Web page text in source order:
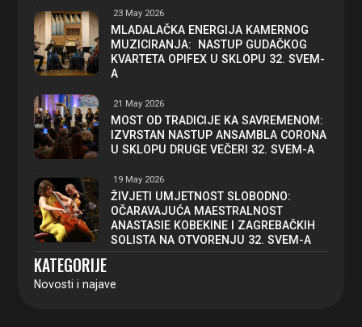
23 May 2026
MLADALAČKA ENERGIJA KAMERNOG
MUZICIRANJA: NASTUP GUDAČKOG
KVARTETA OPIFEX U SKLOPU 32. SVEM-
A
21 May 2026
MOST OD TRADICIJE KA SAVREMENOM:
IZVRSTAN NASTUP ANSAMBLA CORONA
U SKLOPU DRUGE VEČERI 32. SVEM-A
19 May 2026
ŽIVJETI UMJETNOST SLOBODNO:
OČARAVAJUĆA MAESTRALNOST
ANASTASIE KOBEKINE I ZAGREBAČKIH
SOLISTA NA OTVORENJU 32. SVEM-A
KATEGORIJE
Novosti i najave